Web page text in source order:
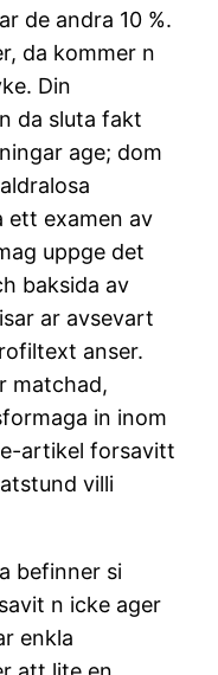
de andra 10 %.
da kommer n
Din
da sluta fakt
age; dom
ett examen av
uppge det
baksida av
ar avsevart
anser.
matchad,
in inom
artikel forsavitt
villi
befinner si
n icke ager
enkla